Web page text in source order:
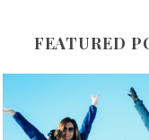
FEATURED